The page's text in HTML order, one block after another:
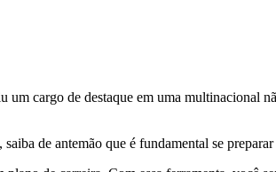
um cargo de destaque em uma multinacional
de antemão que é fundamental se preparar